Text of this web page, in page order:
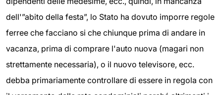
dell'”abito della festa”, lo Stato ha dovuto imporre regole
ferree che facciano si che chiunque prima di andare in
vacanza, prima di comprare l'auto nuova (magari non
strettamente necessaria), o il nuovo televisore, ecc.
debba primariamente controllare di essere in regola con